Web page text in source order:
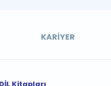
KARIYER
Kitapları